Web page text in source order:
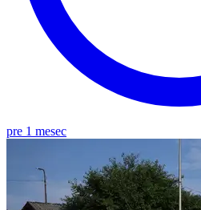
pre 1 mesec